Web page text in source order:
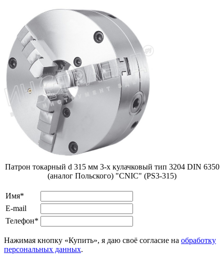
Патрон токарный d 315 мм 3-х кулачковый тип 3204 DIN 6350
(аналог Польского) "CNIC" (PS3-315)
Имя*
E-mail
Телефон*
Нажимая кнопку «Купить», я даю своё согласие на обработку
персональных данных.